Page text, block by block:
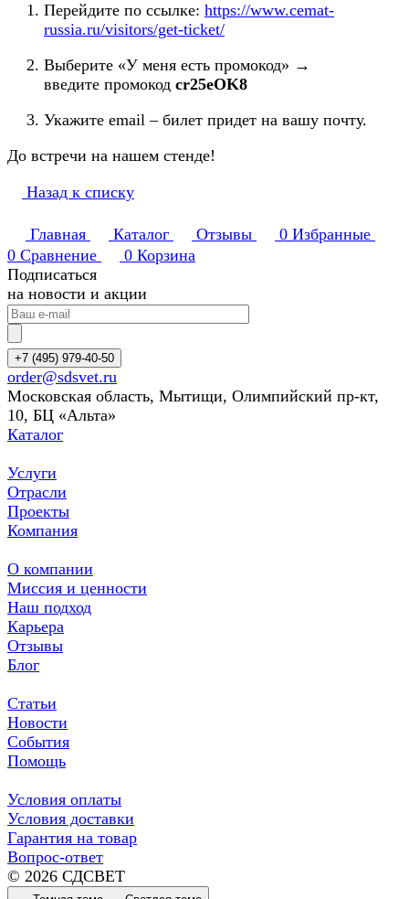
Перейдите по ссылке: https://www.cemat-
russia.ru/visitors/get-ticket/
Выберите «У меня есть промокод» →
введите промокод cr25eOK8
Укажите email – билет придет на вашу почту.
До встречи на нашем стенде!
Назад к списку
Главная Каталог Отзывы 0 Избранные
0 Сравнение 0 Корзина
Подписаться
на новости и акции
+7 (495) 979-40-50
order@sdsvet.ru
Московская область, Мытищи, Олимпийский пр-кт,
10, БЦ «Альта»
Каталог
Услуги
Отрасли
Проекты
Компания
О компании
Миссия и ценности
Наш подход
Карьера
Отзывы
Блог
Статьи
Новости
События
Помощь
Условия оплаты
Условия доставки
Гарантия на товар
Вопрос-ответ
© 2026 СДСВЕТ